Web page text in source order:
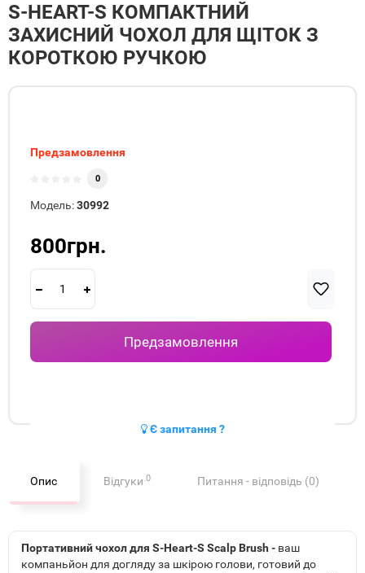
S-HEART-S КОМПАКТНИЙ
ЗАХИСНИЙ ЧОХОЛ ДЛЯ ЩІТОК З
КОРОТКОЮ РУЧКОЮ
Предзамовлення
0
Модель:30992
800грн.
Предзамовлення
Є запитання ?
Опис Відгуки 0 Питання - відповідь (0)
Портативний чохол для S-Heart-S Scalp Brush - ваш
компаньйон для догляду за шкірою голови, готовий до